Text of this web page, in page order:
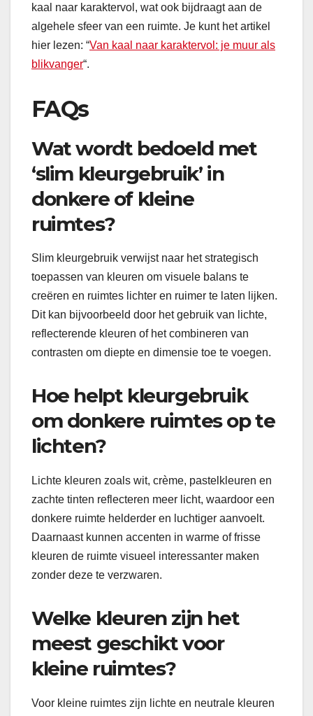
kaal naar karaktervol, wat ook bijdraagt aan de
algehele sfeer van een ruimte. Je kunt het artikel
hier lezen: “Van kaal naar karaktervol: je muur als
blikvanger“.
FAQs
Wat wordt bedoeld met
‘slim kleurgebruik’ in
donkere of kleine
ruimtes?
Slim kleurgebruik verwijst naar het strategisch
toepassen van kleuren om visuele balans te
creëren en ruimtes lichter en ruimer te laten lijken.
Dit kan bijvoorbeeld door het gebruik van lichte,
reflecterende kleuren of het combineren van
contrasten om diepte en dimensie toe te voegen.
Hoe helpt kleurgebruik
om donkere ruimtes op te
lichten?
Lichte kleuren zoals wit, crème, pastelkleuren en
zachte tinten reflecteren meer licht, waardoor een
donkere ruimte helderder en luchtiger aanvoelt.
Daarnaast kunnen accenten in warme of frisse
kleuren de ruimte visueel interessanter maken
zonder deze te verzwaren.
Welke kleuren zijn het
meest geschikt voor
kleine ruimtes?
Voor kleine ruimtes zijn lichte en neutrale kleuren